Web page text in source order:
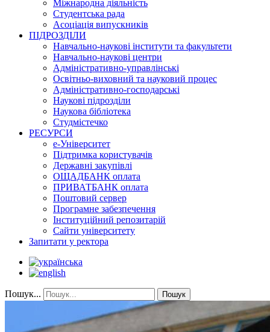
Міжнародна діяльність
Студентська рада
Асоціація випускників
ПІДРОЗДІЛИ
Навчально-наукові інститути та факультети
Навчально-наукові центри
Адміністративно-управлінські
Освітньо-виховний та науковий процес
Адміністративно-господарські
Наукові підрозділи
Наукова бібліотека
Студмістечко
РЕСУРСИ
е-Університет
Підтримка користувачів
Державні закупівлі
ОЩАДБАНК оплата
ПРИВАТБАНК оплата
Поштовий сервер
Програмне забезпечення
Інституційний репозитарій
Сайти університету
Запитати у ректора
Пошук... Пошук